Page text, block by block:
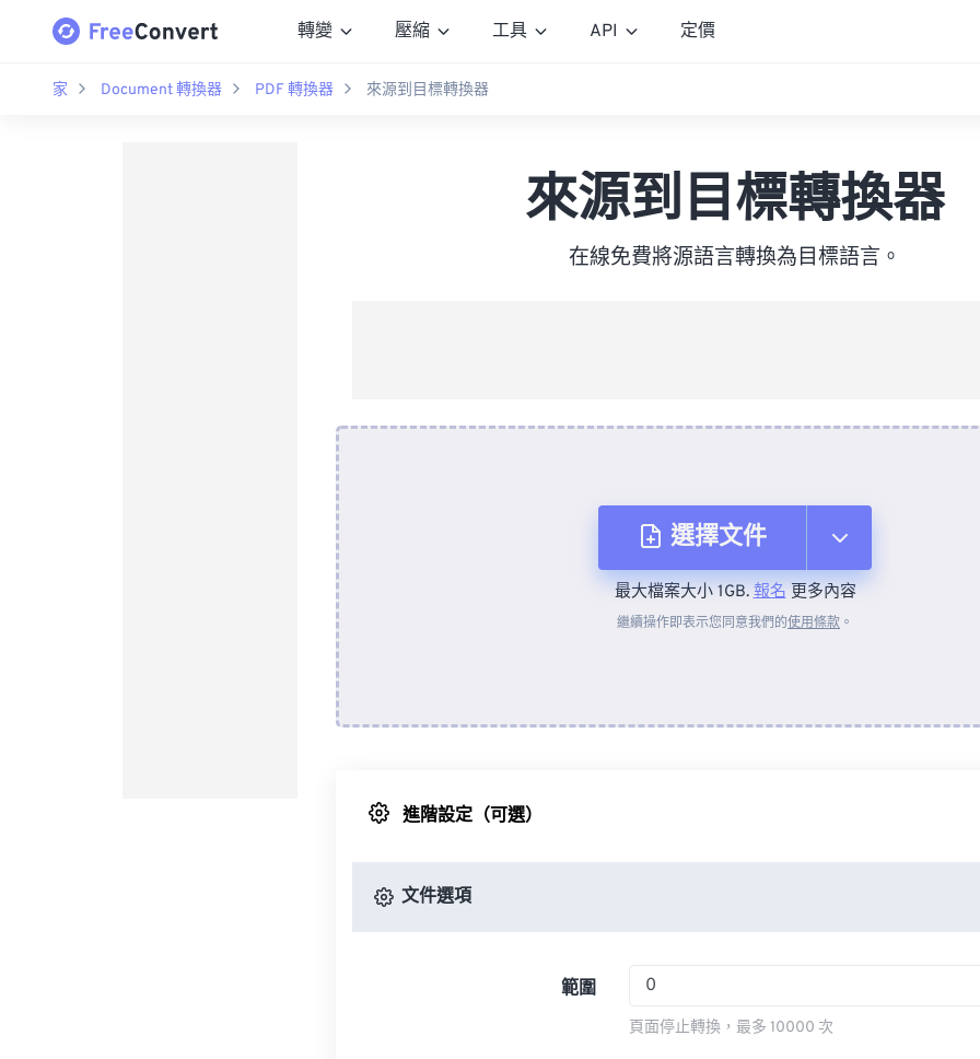
轉變 壓縮 工具 API 定價
家 Document 轉換器 PDF 轉換器 來源到目標轉換器
來源到目標轉換器
在線免費將源語言轉換為目標語言。
選擇文件
來自裝置
最大檔案大小 1GB.報名更多內容
繼續操作即表示您同意我們的使用條款 。
進階設定（可選）
文件選項
範圍
頁面停止轉換，最多 10000 次